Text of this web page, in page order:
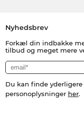
Nyhedsbrev
Forkæl din indbakke
tilbud og meget mere
Du kan finde
personoplysninger her.